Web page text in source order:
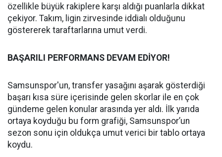
özellikle büyük rakiplere karşı aldığı puanlarla dikkat
çekiyor. Takım, ligin zirvesinde iddialı olduğunu
göstererek taraftarlarına umut verdi.
BAŞARILI PERFORMANS DEVAM EDİYOR!
Samsunspor'un, transfer yasağını aşarak gösterdiği
başarı kısa süre içerisinde gelen skorlar ile en çok
gündeme gelen konular arasında yer aldı. İlk yarıda
ortaya koyduğu bu form grafiği, Samsunspor’un
sezon sonu için oldukça umut verici bir tablo ortaya
koydu.